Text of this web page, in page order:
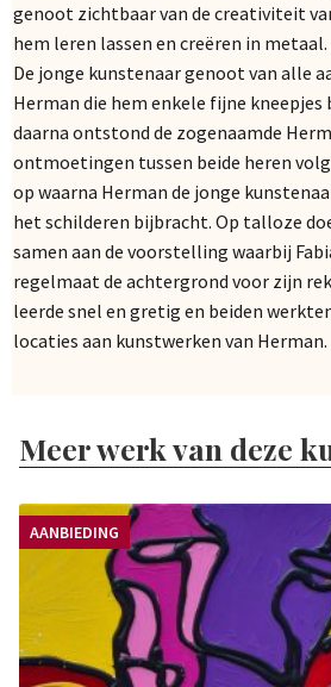
genoot zichtbaar van de creativiteit
hem leren lassen en creëren in metaal.
De jonge kunstenaar genoot van alle
Herman die hem enkele fijne
daarna ontstond de zogenaamde
ontmoetingen tussen beide heren
op waarna Herman de jonge
het schilderen bijbracht. Op talloze
samen aan de voorstelling waarbij
regelmaat de achtergrond voor zijn
leerde snel en gretig en beiden
locaties aan kunstwerken van Herman.
Meer werk van deze
AANBIEDING